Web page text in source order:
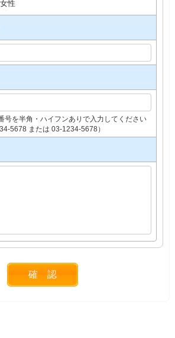
女性
号を半角・ハイフンありで入力してください
5678 または 03-1234-5678）
確 認